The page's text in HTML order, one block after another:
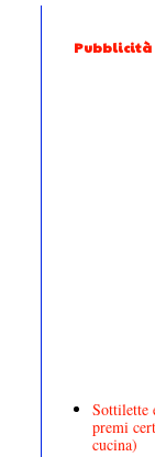
Pubblicità
Sottilette
premi
cucina)